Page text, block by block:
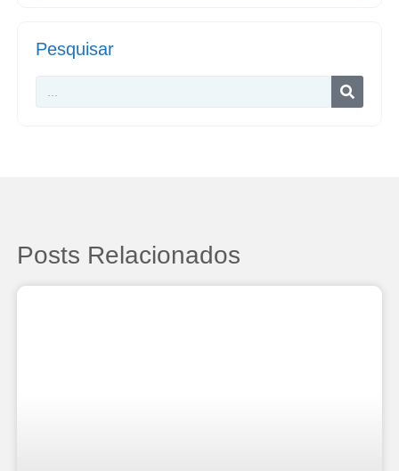
Pesquisar
Posts Relacionados